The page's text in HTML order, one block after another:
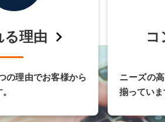
る理由
の理由でお客様から
コ
ニーズの
揃っていま